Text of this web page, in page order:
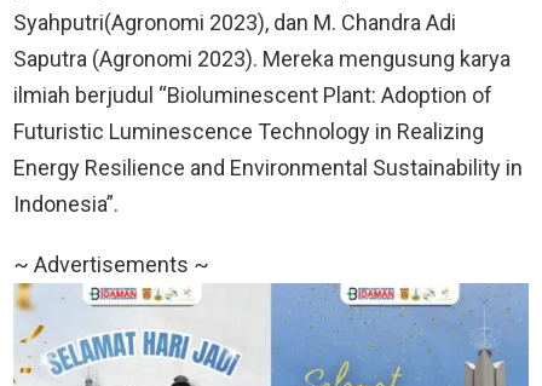
Syahputri(Agronomi 2023), dan M. Chandra Adi
Saputra (Agronomi 2023). Mereka mengusung karya
ilmiah berjudul “Bioluminescent Plant: Adoption of
Futuristic Luminescence Technology in Realizing
Energy Resilience and Environmental Sustainability in
Indonesia”.
~ Advertisements ~